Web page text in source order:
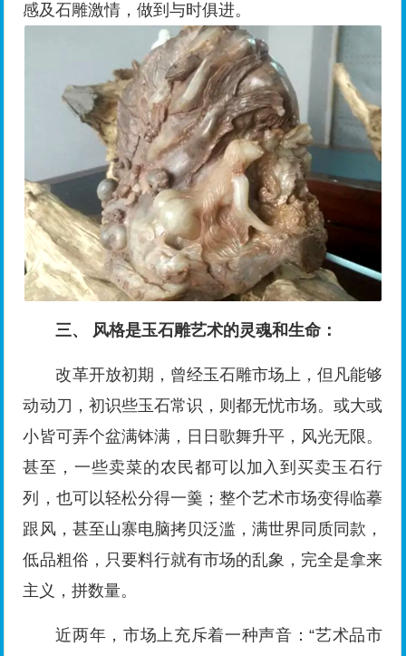
感及石雕激情，做到与时俱进。
三、 风格是玉石雕艺术的灵魂和生命：
改革开放初期，曾经玉石雕市场上，但凡能够
动动刀，初识些玉石常识，则都无忧市场。或大或
小皆可弄个盆满钵满，日日歌舞升平，风光无限。
甚至，一些卖菜的农民都可以加入到买卖玉石行
列，也可以轻松分得一羹；整个艺术市场变得临摹
跟风，甚至山寨电脑拷贝泛滥，满世界同质同款，
低品粗俗，只要料行就有市场的乱象，完全是拿来
主义，拼数量。
近两年，市场上充斥着一种声音：“艺术品市